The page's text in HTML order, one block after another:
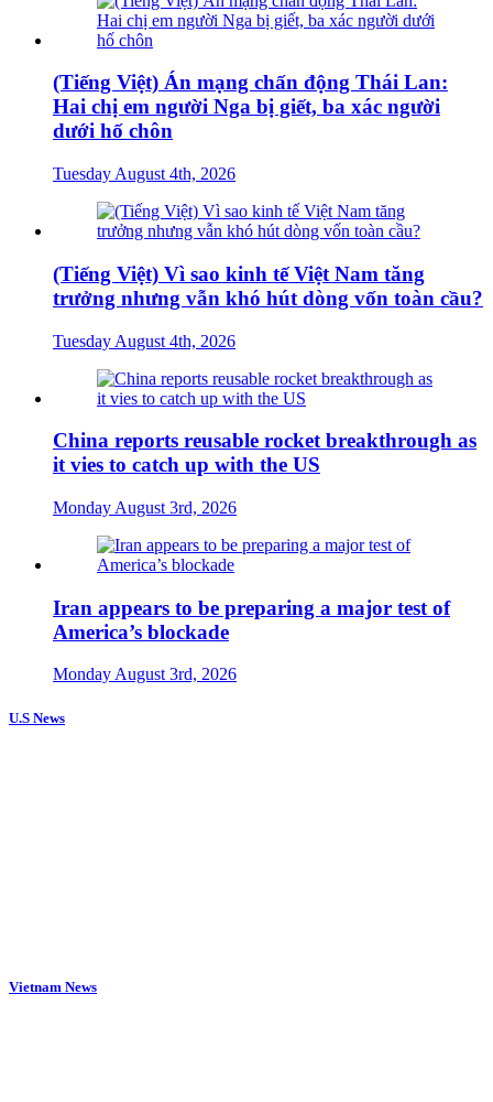
(Tiếng Việt) Án mạng chấn động Thái Lan:
Hai chị em người Nga bị giết, ba xác người
dưới hố chôn
Tuesday August 4th, 2026
(Tiếng Việt) Vì sao kinh tế Việt Nam tăng
trưởng nhưng vẫn khó hút dòng vốn toàn cầu?
Tuesday August 4th, 2026
China reports reusable rocket breakthrough as
it vies to catch up with the US
Monday August 3rd, 2026
Iran appears to be preparing a major test of
America’s blockade
Monday August 3rd, 2026
U.S News
Vietnam News